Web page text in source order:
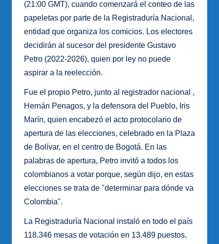
(21:00 GMT), cuando comenzará el conteo de las
papeletas por parte de la Registraduría Nacional,
entidad que organiza los comicios. Los electores
decidirán al sucesor del presidente Gustavo
Petro (2022-2026), quien por ley no puede
aspirar a la reelección.
Fue el propio Petro, junto al registrador nacional ,
Hernán Penagos, y la defensora del Pueblo, Iris
Marín, quien encabezó el acto protocolario de
apertura de las elecciones, celebrado en la Plaza
de Bolívar, en el centro de Bogotá. En las
palabras de apertura, Petro invitó a todos los
colombianos a votar porque, según dijo, en estas
elecciones se trata de "determinar para dónde va
Colombia".
La Registraduría Nacional instaló en todo el país
118.346 mesas de votación en 13.489 puestos,